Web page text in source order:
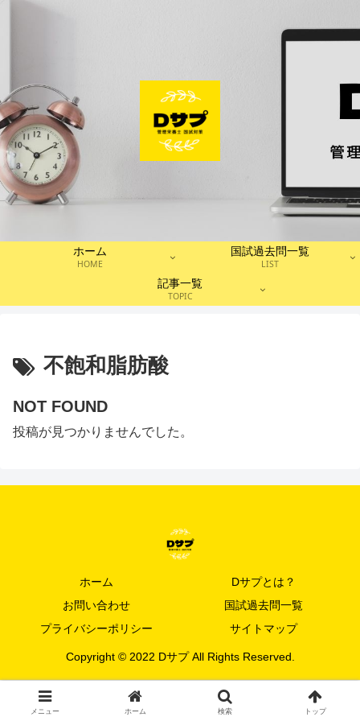
ホーム
HOME
国試過去問一覧
LIST
記事一覧
TOPIC
不飽和脂肪酸
NOT FOUND
投稿が見つかりませんでした。
ホーム
Dサプとは？
お問い合わせ
国試過去問一覧
プライバシーポリシー
サイトマップ
Copyright © 2022 Dサプ All Rights Reserved.
メニュー ホーム 検索 トップ